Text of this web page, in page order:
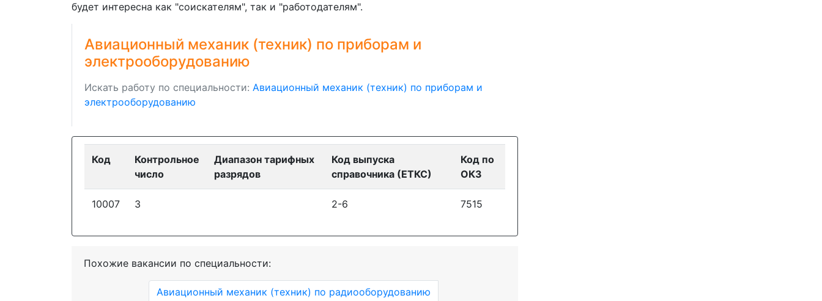
будет интересна как "соискателям", так и "работодателям".
Авиационный механик (техник) по приборам и
электрооборудованию
Искать работу по специальности: Авиационный механик (техник) по приборам и
электрооборудованию
Код
Контрольное
число
Диапазон тарифных
разрядов
Код выпуска
справочника (ЕТКС)
Код по
ОКЗ
10007 3 2-6 7515
Похожие вакансии по специальности:
Авиационный механик (техник) по радиооборудованию